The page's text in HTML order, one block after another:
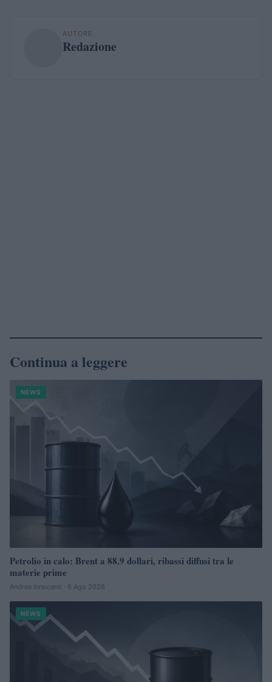
AUTORE
Redazione
Continua a leggere
NEWS
Petrolio in calo: Brent a 88.9 dollari, ribassi diffusi tra le
materie prime
Andrea Innocenti · 6 Ago 2026
NEWS